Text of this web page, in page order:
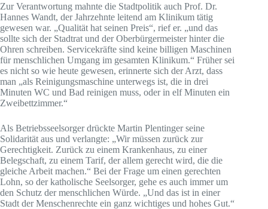
Zur Verantwortung mahnte die Stadtpolitik auch Prof. Dr.
Hannes Wandt, der Jahrzehnte leitend am Klinikum tätig
gewesen war. „Qualität hat seinen Preis“, rief er. „und das
sollte sich der Stadtrat und der Oberbürgermeister hinter die
Ohren schreiben. Servicekräfte sind keine billigen Maschinen
für menschlichen Umgang im gesamten Klinikum.“ Früher sei
es nicht so wie heute gewesen, erinnerte sich der Arzt, dass
man „als Reinigungsmaschine unterwegs ist, die in drei
Minuten WC und Bad reinigen muss, oder in elf Minuten ein
Zweibettzimmer.“
Als Betriebsseelsorger drückte Martin Plentinger seine
Solidarität aus und verlangte: „Wir müssen zurück zur
Gerechtigkeit. Zurück zu einem Krankenhaus, zu einer
Belegschaft, zu einem Tarif, der allem gerecht wird, die die
gleiche Arbeit machen.“ Bei der Frage um einen gerechten
Lohn, so der katholische Seelsorger, gehe es auch immer um
den Schutz der menschlichen Würde. „Und das ist in einer
Stadt der Menschenrechte ein ganz wichtiges und hohes Gut.“